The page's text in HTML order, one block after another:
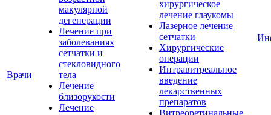
Врачи
макулярной
дегенерации
Лечение при
заболеваниях
сетчатки и
стекловидного
тела
Лечение
близорукости
Лечение
хирургическое
лечение глаукомы
Лазерное лечение
сетчатки
Хирургические
операции
Интравитреальное
введение
лекарственных
препаратов
Витреоретинальные